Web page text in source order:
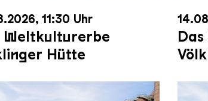
11:30 Uhr
Weltkulturerbe
Hütte